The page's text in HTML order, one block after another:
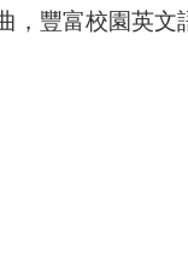
豐富校園英文